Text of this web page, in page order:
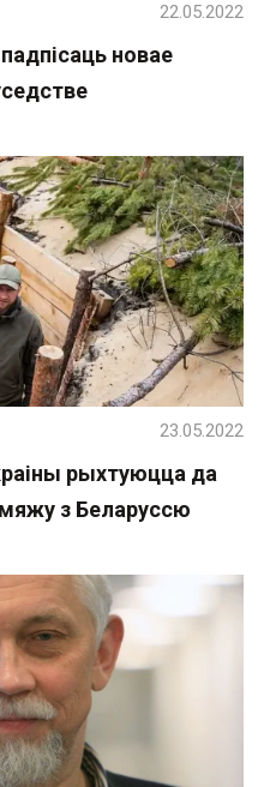
новае
22.05.2022
рыхтуюцца да
з Беларуссю
23.05.2022